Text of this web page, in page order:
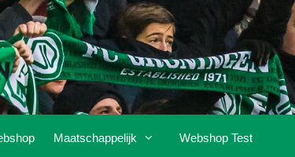
Maatschappelijk Webshop Test